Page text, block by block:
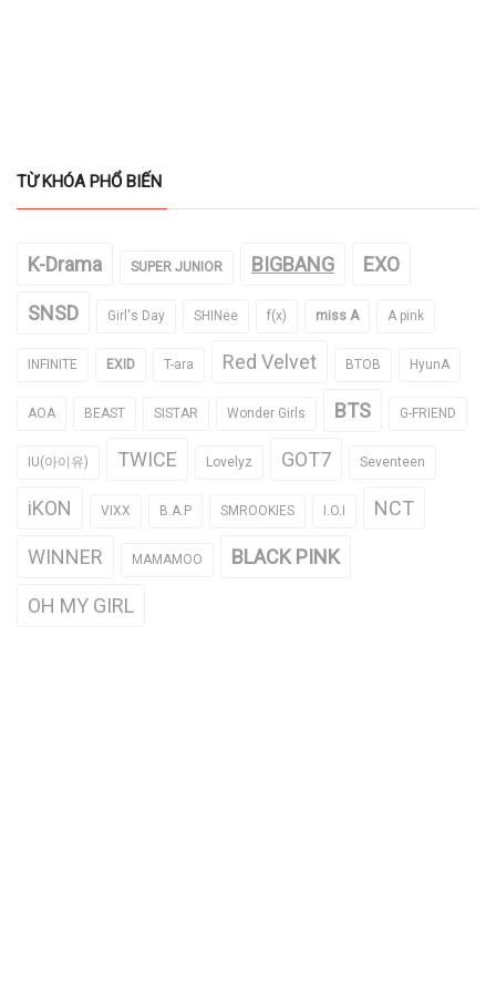
TỪ KHÓA PHỔ BIẾN
K-Drama SUPER JUNIOR BIGBANG EXO
SNSD Girl's Day SHINee f(x) miss A A pink
INFINITE EXID T-ara Red Velvet BTOB HyunA
AOA BEAST SISTAR Wonder Girls BTS G-FRIEND
IU(아이유) TWICE Lovelyz GOT7 Seventeen
iKON VIXX B.A.P SMROOKIES I.O.I NCT
WINNER MAMAMOO BLACK PINK
OH MY GIRL